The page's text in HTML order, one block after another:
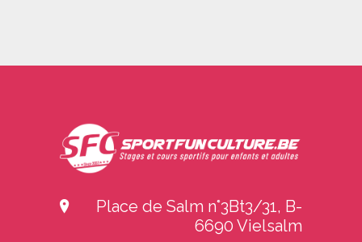
Place de Salm n°3Bt3/31, B-
6690 Vielsalm